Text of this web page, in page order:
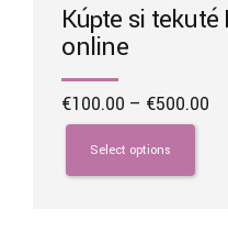
Kúpte si tekuté
online
€100.00 – €500.00
Select options
This
product
has